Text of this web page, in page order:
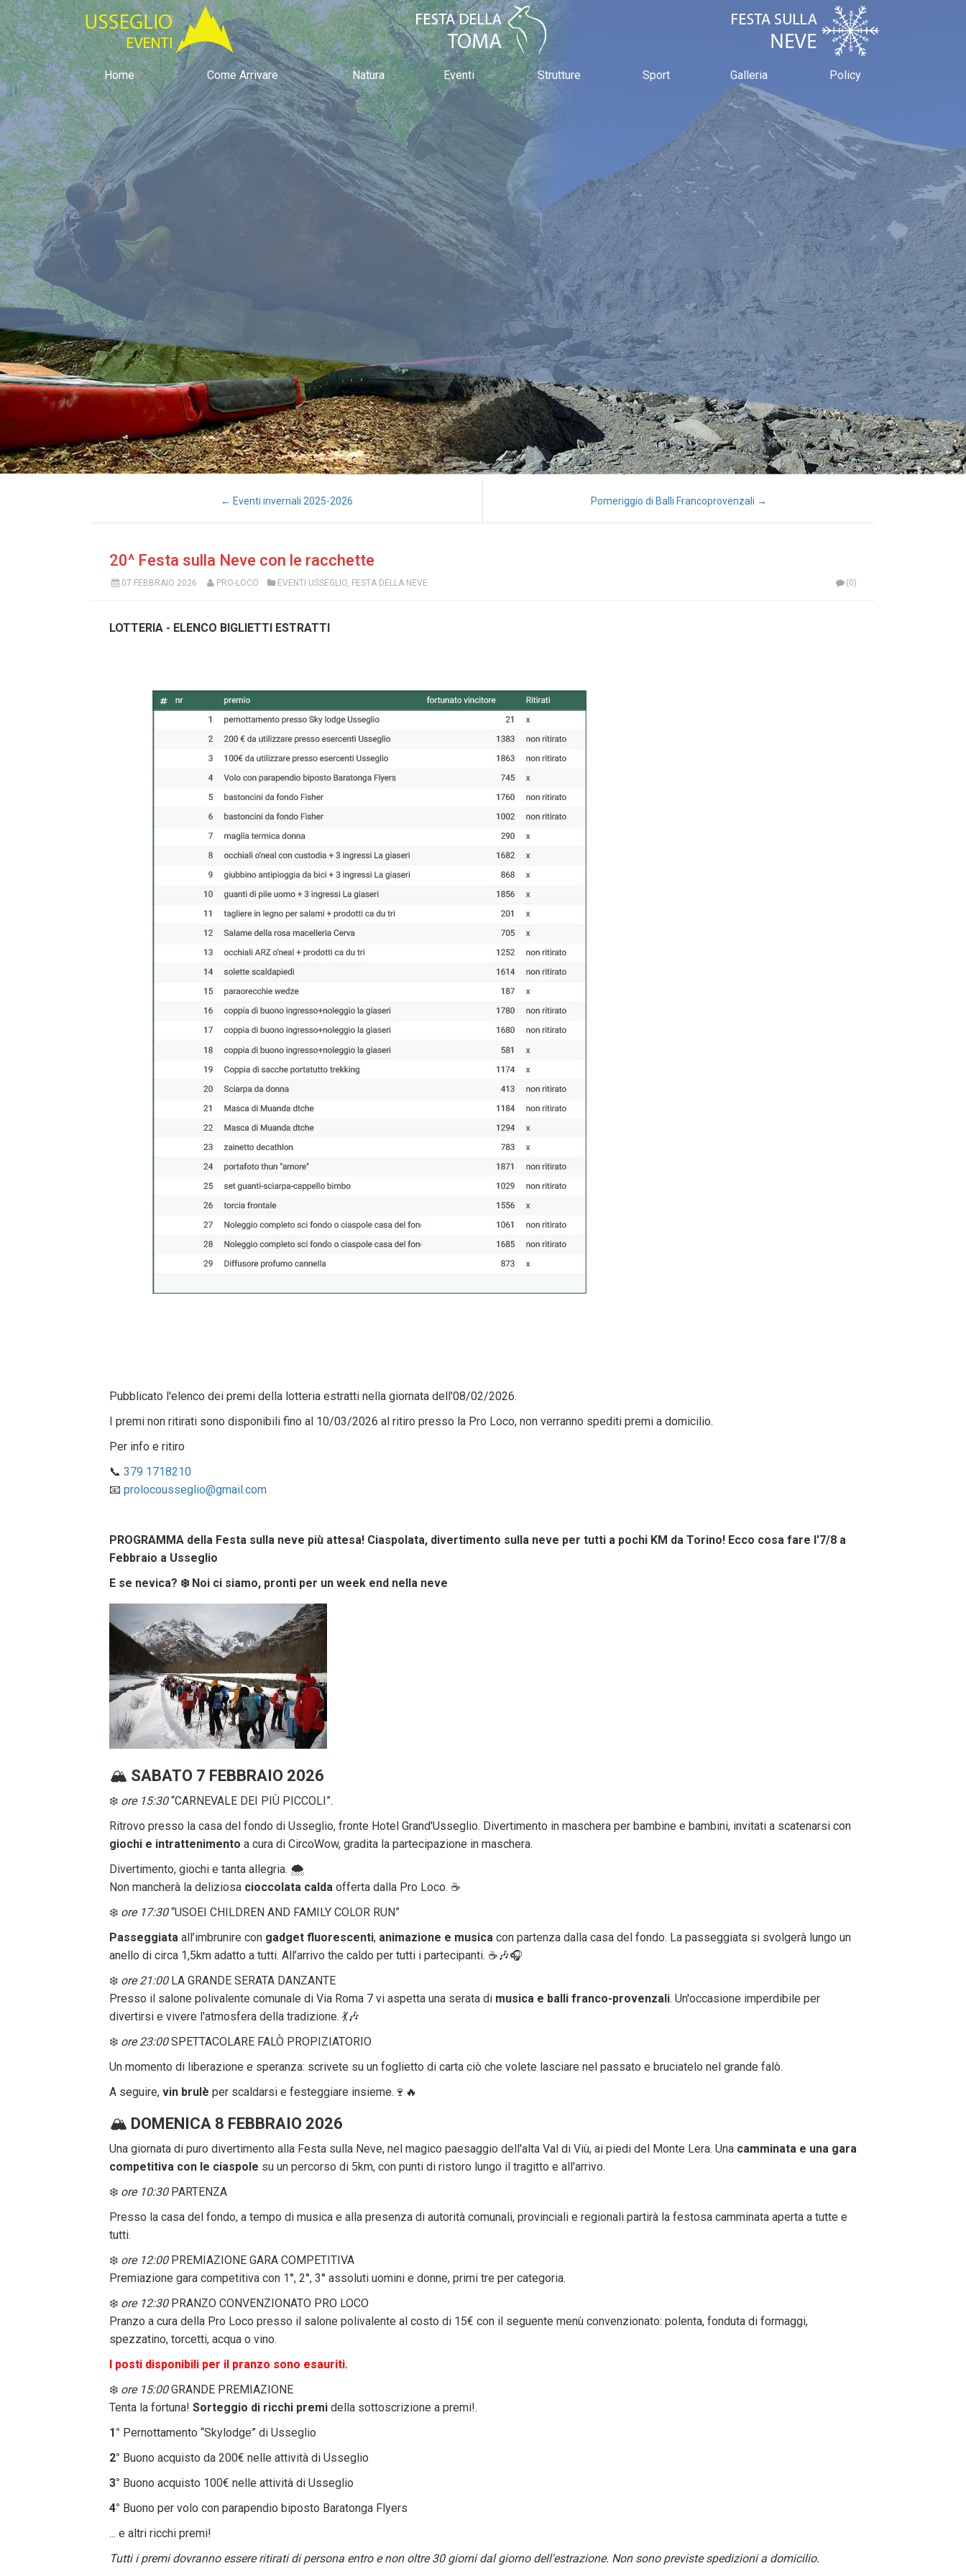
Home Come Arrivare Natura Eventi Strutture Sport Galleria Policy
← Eventi invernali 2025-2026 Pomeriggio di Balli Francoprovenzali →
20^ Festa sulla Neve con le racchette
07 FEBBRAIO 2026 PRO-LOCO EVENTI USSEGLIO, FESTA DELLA NEVE (0)
LOTTERIA - ELENCO BIGLIETTI ESTRATTI
Pubblicato l'elenco dei premi della lotteria estratti nella giornata dell'08/02/2026.
I premi non ritirati sono disponibili fino al 10/03/2026 al ritiro presso la Pro Loco, non verranno spediti premi a domicilio.
Per info e ritiro
📞 379 1718210‬
📧 prolocousseglio@gmail.com
PROGRAMMA della Festa sulla neve più attesa! Ciaspolata, divertimento sulla neve per tutti a pochi KM da Torino! Ecco cosa fare l'7/8 a
Febbraio a Usseglio
E se nevica? ❄️ Noi ci siamo, pronti per un week end nella neve
🏔️ SABATO 7 FEBBRAIO 2026
❄️ ore 15:30“CARNEVALE DEI PIÙ PICCOLI”.
Ritrovo presso la casa del fondo di Usseglio, fronte Hotel Grand'Usseglio. Divertimento in maschera per bambine e bambini, invitati a scatenarsi con
giochi e intrattenimento a cura di CircoWow, gradita la partecipazione in maschera.
Divertimento, giochi e tanta allegria. 🌨️
Non mancherà la deliziosa cioccolata calda offerta dalla Pro Loco. ☕️
❄️ ore 17:30“USOEI CHILDREN AND FAMILY COLOR RUN”
Passeggiata all’imbrunire con gadget fluorescenti, animazione e musica con partenza dalla casa del fondo. La passeggiata si svolgerà lungo un
anello di circa 1,5km adatto a tutti. All’arrivo the caldo per tutti i partecipanti. ☕️🎶🎧
❄️ ore 21:00LA GRANDE SERATA DANZANTE
Presso il salone polivalente comunale di Via Roma 7 vi aspetta una serata di musica e balli franco-provenzali. Un'occasione imperdibile per
divertirsi e vivere l'atmosfera della tradizione. 💃🎶
❄️ ore 23:00SPETTACOLARE FALÒ PROPIZIATORIO
Un momento di liberazione e speranza: scrivete su un foglietto di carta ciò che volete lasciare nel passato e bruciatelo nel grande falò.
A seguire, vin brulè per scaldarsi e festeggiare insieme.🍷🔥
🏔️ DOMENICA 8 FEBBRAIO 2026
Una giornata di puro divertimento alla Festa sulla Neve, nel magico paesaggio dell'alta Val di Viù, ai piedi del Monte Lera. Una camminata e una gara
competitiva con le ciaspole su un percorso di 5km, con punti di ristoro lungo il tragitto e all'arrivo.
❄️ ore 10:30PARTENZA
Presso la casa del fondo, a tempo di musica e alla presenza di autorità comunali, provinciali e regionali partirà la festosa camminata aperta a tutte e
tutti.
❄️ ore 12:00PREMIAZIONE GARA COMPETITIVA
Premiazione gara competitiva con 1°, 2°, 3° assoluti uomini e donne, primi tre per categoria.
❄️ ore 12:30PRANZO CONVENZIONATO PRO LOCO
Pranzo a cura della Pro Loco presso il salone polivalente al costo di 15€ con il seguente menù convenzionato: polenta, fonduta di formaggi,
spezzatino, torcetti, acqua o vino.
I posti disponibili per il pranzo sono esauriti.
❄️ ore 15:00GRANDE PREMIAZIONE
Tenta la fortuna! Sorteggio di ricchi premi della sottoscrizione a premi!.
1° Pernottamento “Skylodge” di Usseglio
2° Buono acquisto da 200€ nelle attività di Usseglio
3° Buono acquisto 100€ nelle attività di Usseglio
4° Buono per volo con parapendio biposto Baratonga Flyers
... e altri ricchi premi!
Tutti i premi dovranno essere ritirati di persona entro e non oltre 30 giorni dal giorno dell'estrazione. Non sono previste spedizioni a domicilio.